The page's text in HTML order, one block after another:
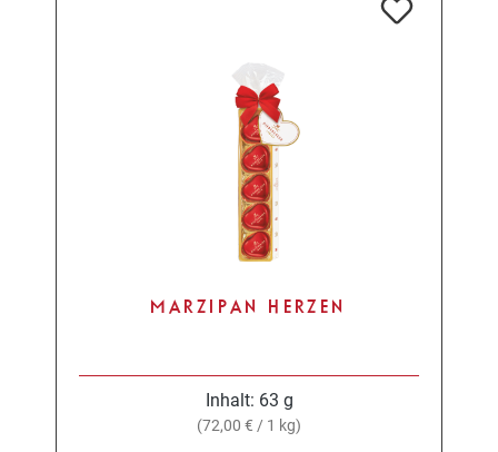
MARZIPAN HERZEN
Inhalt: 63 g
(72,00 € / 1 kg)